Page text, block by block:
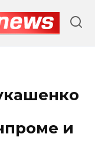
и